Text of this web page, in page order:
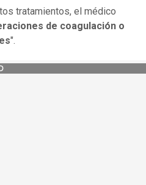
tratamientos, el médico
de coagulación o
".